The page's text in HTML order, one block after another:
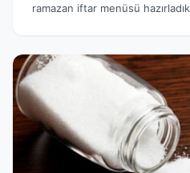
ramazan iftar menüsü